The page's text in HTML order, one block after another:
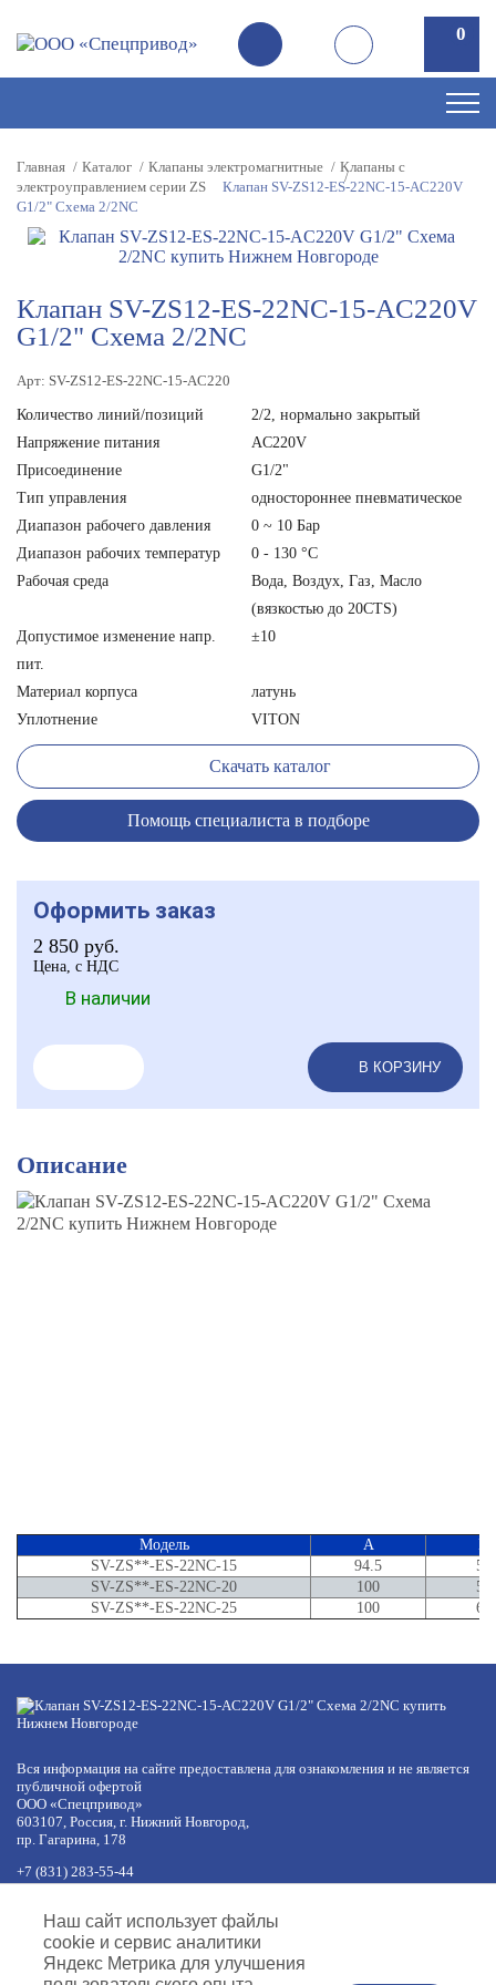
0
0
Главная Каталог Клапаны электромагнитные
Клапаны с
электроуправлением серии ZS
Клапан SV-ZS12-ES-22NC-15-AC220V
G1/2" Схема 2/2NC
Клапан SV-ZS12-ES-22NC-15-AC220V
G1/2" Схема 2/2NC
Арт: SV-ZS12-ES-22NC-15-AC220
Количество линий/позиций
2/2, нормально закрытый
Напряжение питания
AC220V
Присоединение
G1/2"
Тип управления
одностороннее пневматическое
Диапазон рабочего давления
0 ~ 10 Бар
Диапазон рабочих температур
0 - 130 °С
Рабочая среда
Вода, Воздух, Газ, Масло
(вязкостью до 20CTS)
Допустимое изменение напр.
пит.
±10
Материал корпуса
латунь
Уплотнение
VITON
Скачать каталог
Помощь специалиста в подборе
Оформить заказ
2 850 руб.
Цена, с НДС
В наличии
В КОРЗИНУ
Описание
Модель A
B
SV-ZS**-ES-22NC-15
94.5
57
SV-ZS**-ES-22NC-20
100
57
SV-ZS**-ES-22NC-25
100 68
Вся информация на сайте предоставлена для ознакомления и не является
публичной офертой
ООО «Спецпривод»
603107, Россия, г. Нижний Новгород,
пр. Гагарина, 178
+7 (831) 283-55-44
+7 (977) 422-66-54
обед с 12:30 до 13:30
info@specprivod.com
Наш сайт использует файлы
cookie и сервис аналитики
Яндекс Метрика для улучшения